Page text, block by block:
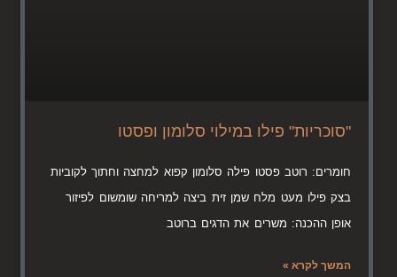
"סוכריות" פילו במילוי סלומון ופסטו
חומרים: רוטב פסטו פילה סלומון קפוא למחצה וחתוך לקוביות
בצק פילו מעט מלח שמן זית ביצה למריחה שומשום לפיזור
אופן ההכנה: משרים את הדגים ברוטב
המשך לקרא »